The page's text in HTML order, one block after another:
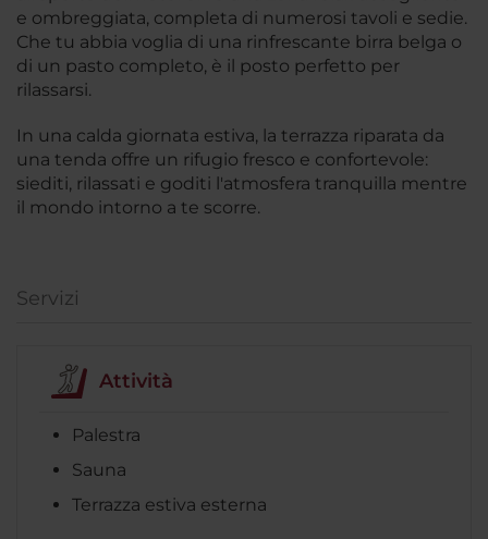
e ombreggiata, completa di numerosi tavoli e sedie.
Che tu abbia voglia di una rinfrescante birra belga o
di un pasto completo, è il posto perfetto per
rilassarsi.
In una calda giornata estiva, la terrazza riparata da
una tenda offre un rifugio fresco e confortevole:
siediti, rilassati e goditi l'atmosfera tranquilla mentre
il mondo intorno a te scorre.
Servizi
Attività
Palestra
Sauna
Terrazza estiva esterna